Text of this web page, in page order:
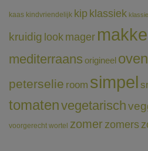
kaas kindvriendelijk kip klassiek
kruidig look mager
mediterraans origineel oven
peterselie room simpel
tomatenvegetarisch
voorgerecht wortel zomerzomers